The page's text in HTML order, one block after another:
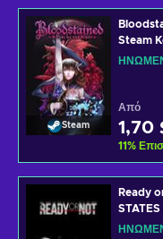
Steam
Steam
Από
1,70
11%
Ready
STATES